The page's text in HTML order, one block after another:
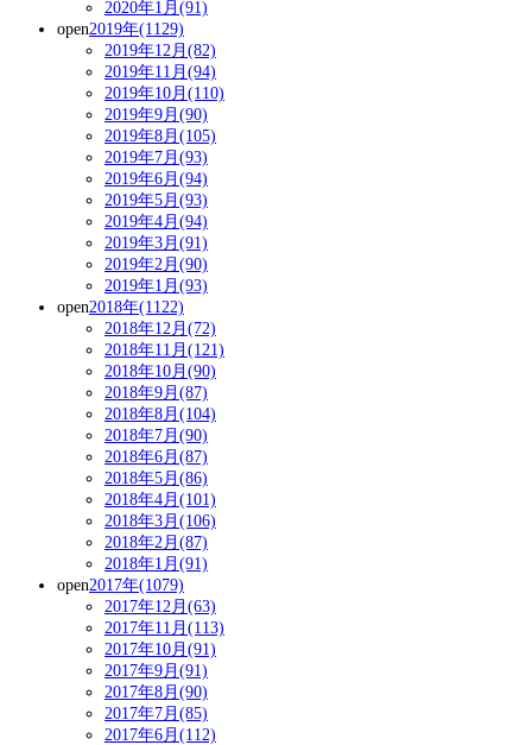
2020年1月(91)
open2019年(1129)
2019年12月(82)
2019年11月(94)
2019年10月(110)
2019年9月(90)
2019年8月(105)
2019年7月(93)
2019年6月(94)
2019年5月(93)
2019年4月(94)
2019年3月(91)
2019年2月(90)
2019年1月(93)
open2018年(1122)
2018年12月(72)
2018年11月(121)
2018年10月(90)
2018年9月(87)
2018年8月(104)
2018年7月(90)
2018年6月(87)
2018年5月(86)
2018年4月(101)
2018年3月(106)
2018年2月(87)
2018年1月(91)
open2017年(1079)
2017年12月(63)
2017年11月(113)
2017年10月(91)
2017年9月(91)
2017年8月(90)
2017年7月(85)
2017年6月(112)